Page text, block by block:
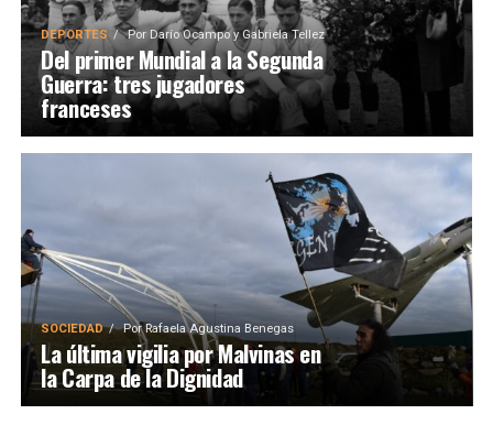
DEPORTES Por Darío Ocampo y Gabriela Tellez
Del primer Mundial a la Segunda
Guerra: tres jugadores
franceses
SOCIEDAD Por Rafaela Agustina Benegas
La última vigilia por Malvinas en
la Carpa de la Dignidad